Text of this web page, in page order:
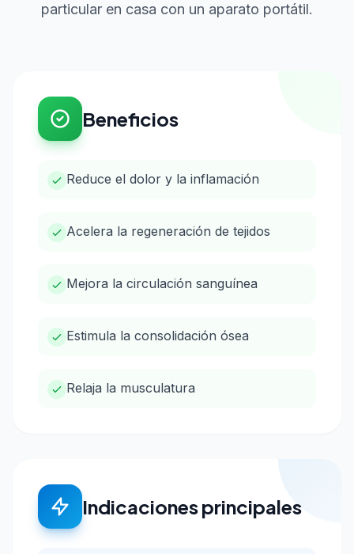
particular en casa con un aparato portátil.
Beneficios
Reduce el dolor y la inflamación
Acelera la regeneración de tejidos
Mejora la circulación sanguínea
Estimula la consolidación ósea
Relaja la musculatura
Indicaciones principales